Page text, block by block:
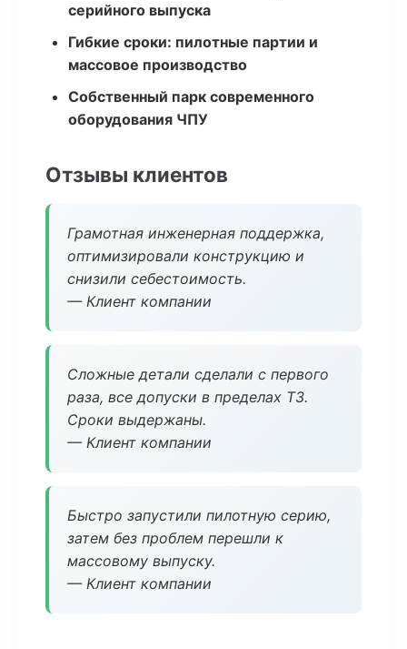
серийного выпуска
Гибкие сроки: пилотные партии и
массовое производство
Собственный парк современного
оборудования ЧПУ
Отзывы клиентов
Грамотная инженерная поддержка,
оптимизировали конструкцию и
снизили себестоимость.
— Клиент компании
Сложные детали сделали с первого
раза, все допуски в пределах ТЗ.
Сроки выдержаны.
— Клиент компании
Быстро запустили пилотную серию,
затем без проблем перешли к
массовому выпуску.
— Клиент компании